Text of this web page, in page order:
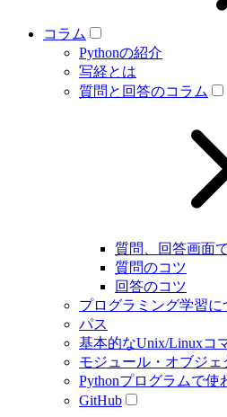
コラム
Pythonの紹介
写経とは
質問と回答のコラム
質問、回答画面
質問のコツ
回答のコツ
プログラミング学習に
パス
基本的なUnix/Linuxコ
モジュール・オブジ
Pythonプログラムで
GitHub